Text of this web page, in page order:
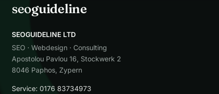
seoguideline
SEOGUIDELINE LTD
SEO · Webdesign · Consulting
Apostolou Pavlou 16, Stockwerk 2
8046 Paphos, Zypern
Service: 0176 83734973